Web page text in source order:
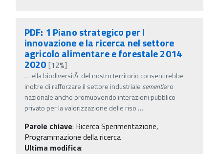
PDF: 1 Piano strategico per l
innovazione e la ricerca nel settore
agricolo alimentare e forestale 2014
2020 [12%]
… ella biodiversitÃ del nostro territorio consentirebbe
inoltre di rafforzare il settore industriale sementiero
nazionale anche promuovendo interazioni pubblico-
privato per la valorizzazione delle riso …
Parole chiave: Ricerca Sperimentazione,
Programmazione della ricerca
Ultima modifica: